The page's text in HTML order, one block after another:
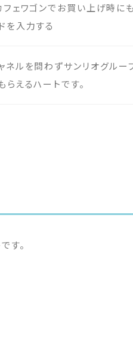
フェワゴンでお買い上げ時
を入力する
ネルを問わずサンリオグル
らえるハートです。
す。